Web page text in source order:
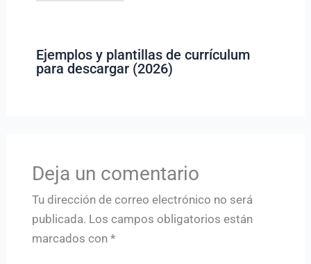
Ejemplos y plantillas de currículum
para descargar (2026)
Deja un comentario
Tu dirección de correo electrónico no será
publicada. Los campos obligatorios están
marcados con *